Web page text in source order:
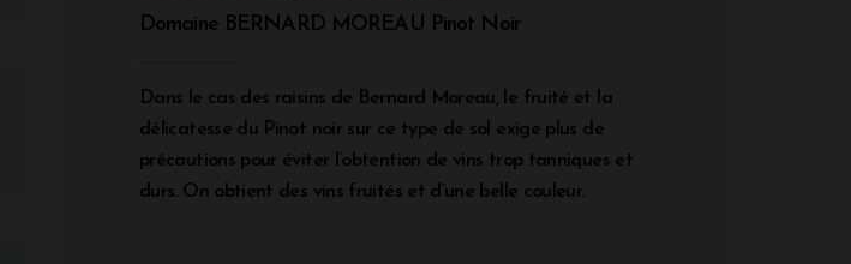
Domaine BERNARD MOREAU Pinot Noir
Dans le cas des raisins de Bernard Moreau, le fruité et la
délicatesse du Pinot noir sur ce type de sol exige plus de
précautions pour éviter l’obtention de vins trop tanniques et
durs. On obtient des vins fruités et d’une belle couleur.